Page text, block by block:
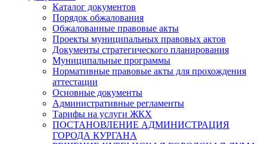
Каталог документов
Порядок обжалования
Обжалованные правовые акты
Проекты муниципальных правовых актов
Документы стратегического планирования
Муниципальные программы
Нормативные правовые акты для прохождения
аттестации
Основные документы
Административные регламенты
Тарифы на услуги ЖКХ
ПОСТАНОВЛЕНИЕ АДМИНИСТРАЦИЯ
ГОРОДА КУРГАНА